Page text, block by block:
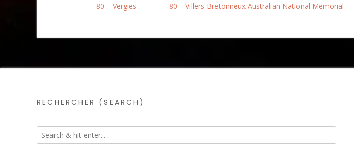
80 – Vergies
80 – Villers-Bretonneux Australian National Memorial
RECHERCHER (SEARCH)